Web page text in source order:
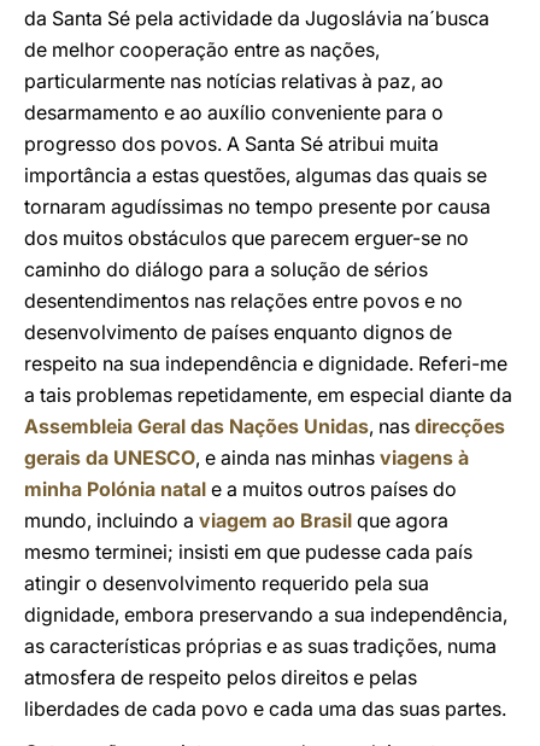
da Santa Sé pela actividade da Jugoslávia na´busca
de melhor cooperação entre as nações,
particularmente nas notícias relativas à paz, ao
desarmamento e ao auxílio conveniente para o
progresso dos povos. A Santa Sé atribui muita
importância a estas questões, algumas das quais se
tornaram agudíssimas no tempo presente por causa
dos muitos obstáculos que parecem erguer-se no
caminho do diálogo para a solução de sérios
desentendimentos nas relações entre povos e no
desenvolvimento de países enquanto dignos de
respeito na sua independência e dignidade. Referi-me
a tais problemas repetidamente, em especial diante da
Assembleia Geral das Nações Unidas, nas direcções
gerais da UNESCO, e ainda nas minhas viagens à
minha Polónia natal e a muitos outros países do
mundo, incluindo a viagem ao Brasil que agora
mesmo terminei; insisti em que pudesse cada país
atingir o desenvolvimento requerido pela sua
dignidade, embora preservando a sua independência,
as características próprias e as suas tradições, numa
atmosfera de respeito pelos direitos e pelas
liberdades de cada povo e cada uma das suas partes.